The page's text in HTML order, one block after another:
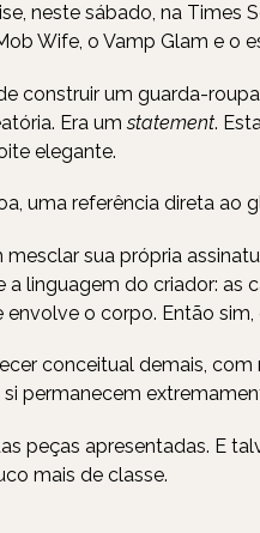
neste sábado, na
Wife, o Vamp Glam e o
construir um guarda-
Era umstatement.
elegante.
uma referência direta ao
sua própria
linguagem do criador:
o corpo. Então sim,
conceitual demais,
permanecem
peças apresentadas. E
mais de classe.